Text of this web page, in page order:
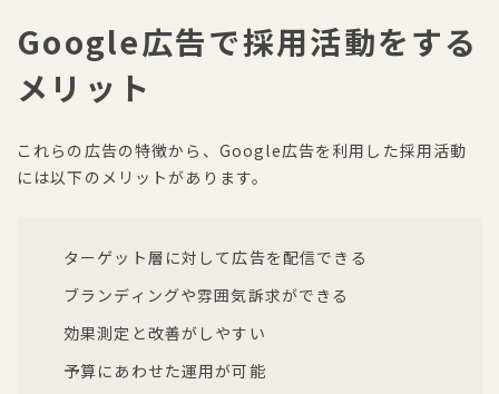
Google広告で採用活動をする
メリット
これらの広告の特徴から、Google広告を利用した採用活動
には以下のメリットがあります。
ターゲット層に対して広告を配信できる
ブランディングや雰囲気訴求ができる
効果測定と改善がしやすい
予算にあわせた運用が可能